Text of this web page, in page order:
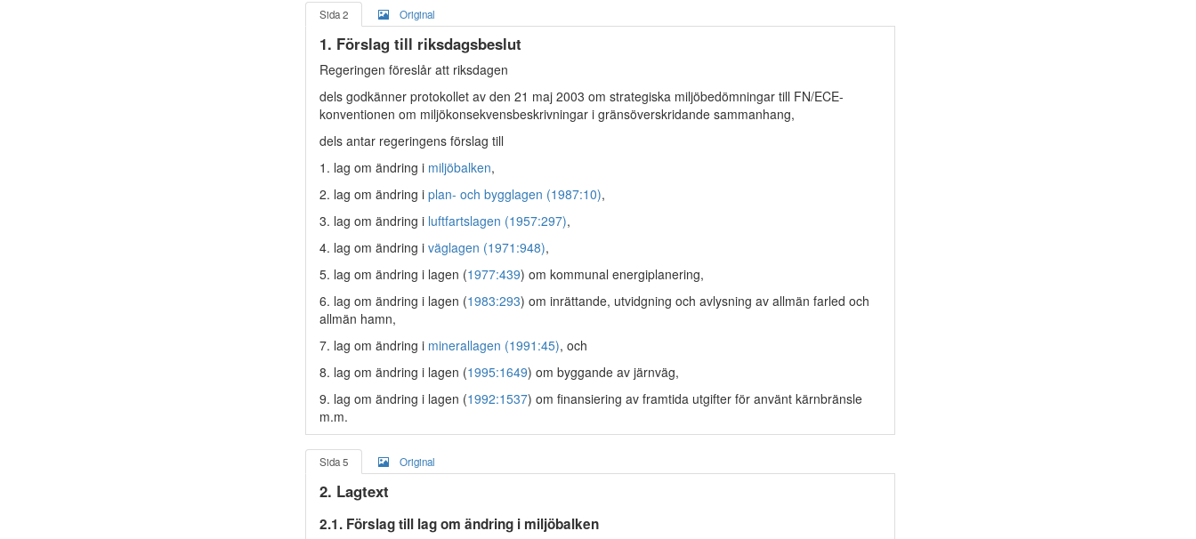
Sida 2 Original
1. Förslag till riksdagsbeslut
Regeringen föreslår att riksdagen
dels godkänner protokollet av den 21 maj 2003 om strategiska miljöbedömningar till FN/ECE-
konventionen om miljökonsekvensbeskrivningar i gränsöverskridande sammanhang,
dels antar regeringens förslag till
1. lag om ändring i miljöbalken,
2. lag om ändring i plan- och bygglagen (1987:10),
3. lag om ändring i luftfartslagen (1957:297),
4. lag om ändring i väglagen (1971:948),
5. lag om ändring i lagen (1977:439) om kommunal energiplanering,
6. lag om ändring i lagen (1983:293) om inrättande, utvidgning och avlysning av allmän farled och
allmän hamn,
7. lag om ändring i minerallagen (1991:45), och
8. lag om ändring i lagen (1995:1649) om byggande av järnväg,
9. lag om ändring i lagen (1992:1537) om finansiering av framtida utgifter för använt kärnbränsle
m.m.
Sida 5 Original
2. Lagtext
2.1. Förslag till lag om ändring i miljöbalken